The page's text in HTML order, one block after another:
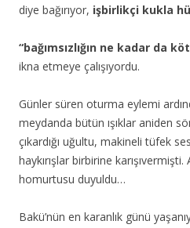
diye bağırıyor, işbirlikçi kukla
“bağımsızlığın ne kadar da
ikna etmeye çalışıyordu.
Günler süren oturma eylemi
meydanda bütün ışıklar aniden
çıkardığı uğultu, makineli tüfek
haykırışlar birbirine karışıvermişti.
homurtusu duyuldu…
Bakü’nün en karanlık günü